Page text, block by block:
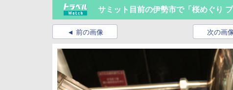
サミット目前の伊勢市で「桜めぐり
前の画像 次の画